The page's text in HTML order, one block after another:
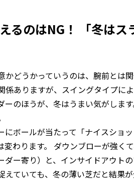
るのはNG！ 「冬はス
どうかっていうのは、腕前とは
ありますが、スイングタイプに
のほうが、冬はうまい気がします
ボールが当たって「ナイスショ
わります。 ダウンブローが強く
ダー寄り）と、インサイドアウト
ていても、冬の薄い芝だと結果が